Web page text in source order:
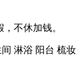
不休加钱。
淋浴 阳台 梳